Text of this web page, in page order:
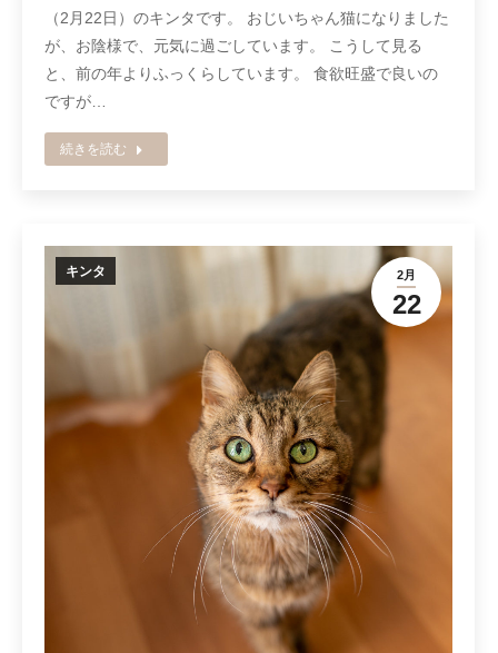
（2月22日）のキンタです。 おじいちゃん猫になりました
が、お陰様で、元気に過ごしています。 こうして見る
と、前の年よりふっくらしています。 食欲旺盛で良いの
ですが…
続きを読む
2月
22
キンタ